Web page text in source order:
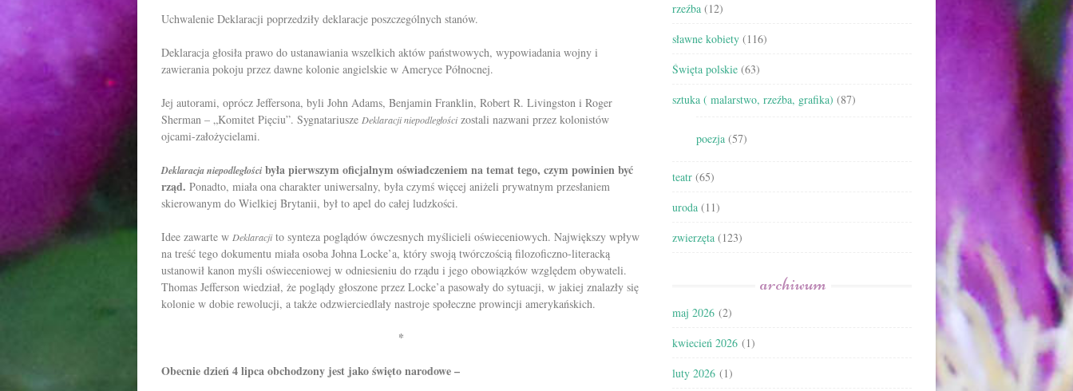
Uchwalenie Deklaracji poprzedziły deklaracje poszczególnych stanów.
Deklaracja głosiła prawo do ustanawiania wszelkich aktów państwowych, wypowiadania wojny i
zawierania pokoju przez dawne kolonie angielskie w Ameryce Północnej.
Jej autorami, oprócz Jeffersona, byli John Adams, Benjamin Franklin, Robert R. Livingston i Roger
Sherman – „Komitet Pięciu”. Sygnatariusze Deklaracji niepodległościzostali nazwani przez kolonistów
ojcami-założycielami.
Deklaracja niepodległości była pierwszym oficjalnym oświadczeniem na temat tego, czym powinien być
rząd. Ponadto, miała ona charakter uniwersalny, była czymś więcej aniżeli prywatnym przesłaniem
skierowanym do Wielkiej Brytanii, był to apel do całej ludzkości.
Idee zawarte w Deklaracjito synteza poglądów ówczesnych myślicieli oświeceniowych. Największy wpływ
na treść tego dokumentu miała osoba Johna Locke’a, który swoją twórczością filozoficzno-literacką
ustanowił kanon myśli oświeceniowej w odniesieniu do rządu i jego obowiązków względem obywateli.
Thomas Jefferson wiedział, że poglądy głoszone przez Locke’a pasowały do sytuacji, w jakiej znalazły się
kolonie w dobie rewolucji, a także odzwierciedlały nastroje społeczne prowincji amerykańskich.
*
Obecnie dzień 4 lipca obchodzony jest jako święto narodowe –
rzeźba (12)
sławne kobiety (116)
Święta polskie (63)
sztuka ( malarstwo, rzeźba, grafika) (87)
poezja (57)
teatr (65)
uroda (11)
zwierzęta (123)
archiwum
maj 2026 (2)
kwiecień 2026 (1)
luty 2026 (1)